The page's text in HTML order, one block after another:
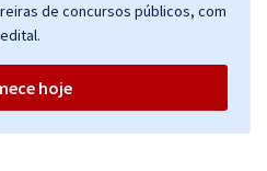
de concursos públicos, com
hoje